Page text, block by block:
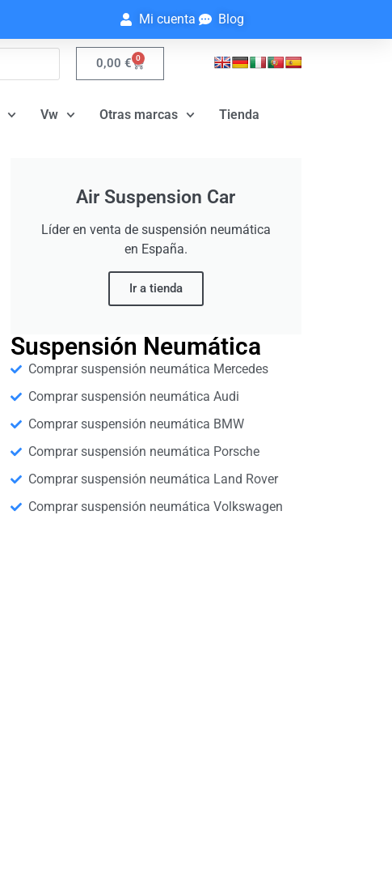
Mi cuenta Blog
0,00 € 0
Vw Otras marcas Tienda
Air Suspension Car
Líder en venta de suspensión neumática
en España.
Ir a tienda
Suspensión Neumática
Comprar suspensión neumática Mercedes
Comprar suspensión neumática Audi
Comprar suspensión neumática BMW
Comprar suspensión neumática Porsche
Comprar suspensión neumática Land Rover
Comprar suspensión neumática Volkswagen